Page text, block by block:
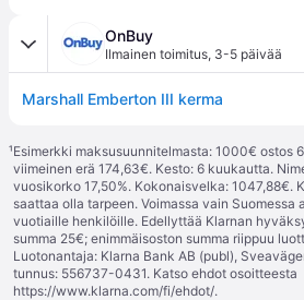
OnBuy
Ilmainen toimitus, 3-5 päivää
Marshall Emberton III kerma
¹Esimerkki maksusuunnitelmasta: 1000€ ostos
viimeinen erä 174,63€. Kesto: 6 kuukautta.
vuosikorko 17,50%. Kokonaisvelka: 1047,88€.
saattaa olla tarpeen. Voimassa vain Suomessa
vuotiaille henkilöille. Edellyttää Klarnan
summa 25€; enimmäisoston summa riippuu
Luotonantaja: Klarna Bank AB (publ),
tunnus: 556737-0431. Katso ehdot osoitteesta
https://www.klarna.com/fi/ehdot/.